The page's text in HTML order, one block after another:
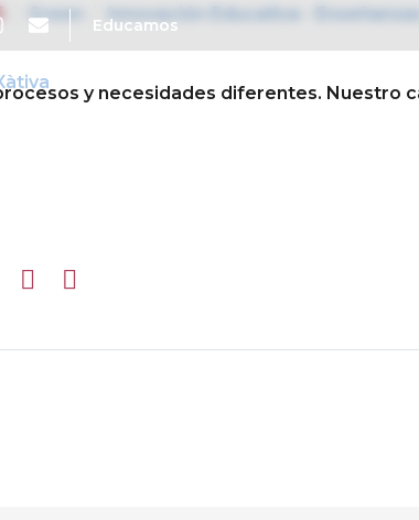
Educamos
Green Innovación Educativa - Enseñanzas
y necesidades diferentes. Nuestro